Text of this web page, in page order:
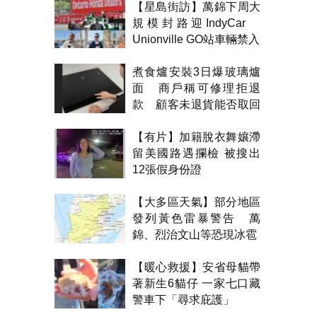
【星島街訪】萬錦下周大
規模封路迎IndyCar
Unionville GO站車輛禁入
煮食爐安裝3日爆玻璃爐
面 商戶稱可修理拒退
款 顧客未退貨能否取回
【有片】加籍脫衣舞孃滯
留美國路遇攔檢 被搜出
12張假身份證
【大多區天氣】部分地區
發列黃色雷暴警告 萬
錦、烈治文山等恐現冰雹
【暖心救援】安省母貓帶
著新生6貓仔 一家七口藏
警車下「尋求庇護」